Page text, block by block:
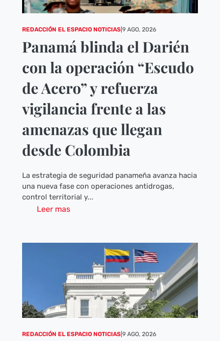
REDACCIÓN EL ESPACIO NOTICIAS| 9 AGO, 2026
Panamá blinda el Darién
con la operación “Escudo
de Acero” y refuerza
vigilancia frente a las
amenazas que llegan
desde Colombia
La estrategia de seguridad panameña avanza hacia
una nueva fase con operaciones antidrogas,
control territorial y...
Leer mas
REDACCIÓN EL ESPACIO NOTICIAS| 9 AGO, 2026